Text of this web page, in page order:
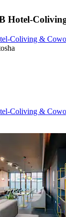
Hotel-
Coliving &
Coliving &